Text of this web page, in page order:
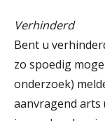
Verhinderd
Bent u
zo spoedig
onderzoek)
aanvragend arts